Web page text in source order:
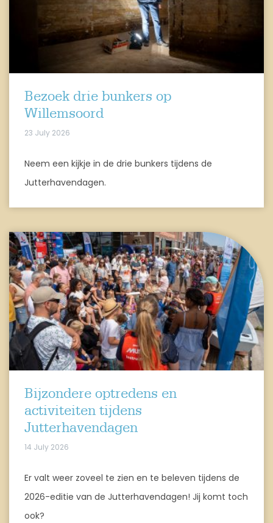
Bezoek drie bunkers op
Willemsoord
23 July 2026
Neem een kijkje in de drie bunkers tijdens de
Jutterhavendagen.
Bijzondere optredens en
activiteiten tijdens
Jutterhavendagen
14 July 2026
Er valt weer zoveel te zien en te beleven tijdens de
2026-editie van de Jutterhavendagen! Jij komt toch
ook?